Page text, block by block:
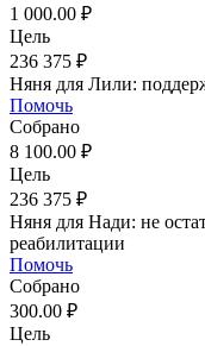
1 000.00 ₽
Цель
236 375 ₽
Няня для Лили:
Помочь
Собрано
8 100.00 ₽
Цель
236 375 ₽
Няня для Нади: не
реабилитации
Помочь
Собрано
300.00 ₽
Цель